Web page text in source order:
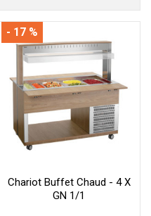
Chariot Buffet Chaud - 4 X
GN 1/1
- 17 %